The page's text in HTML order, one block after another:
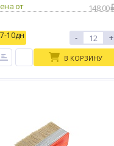
от
148.00
7-10дн - +
В КОРЗИНУ